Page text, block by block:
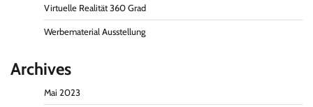
Virtuelle Realität 360 Grad
Werbematerial Ausstellung
Archives
Mai 2023